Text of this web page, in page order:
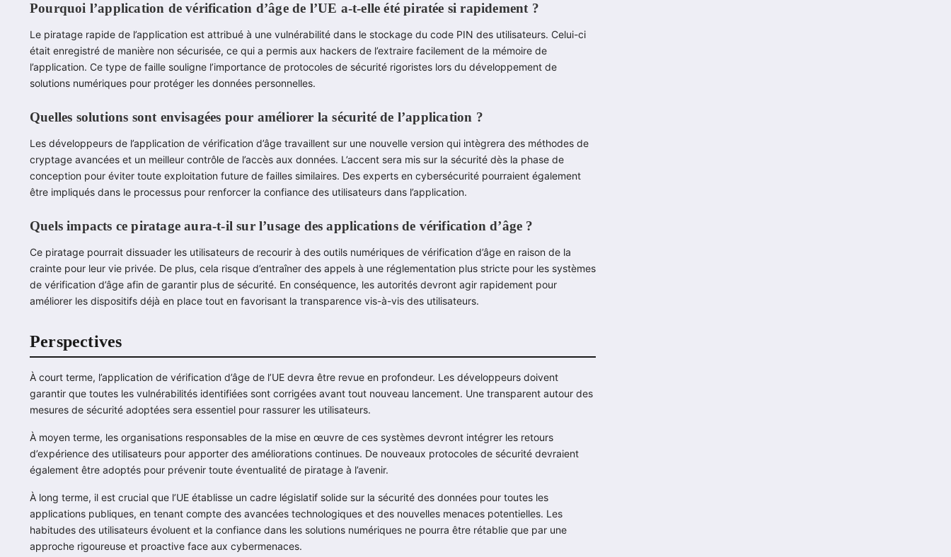
Pourquoi l’application de vérification d’âge de l’UE a-t-elle été piratée si rapidement ?
Le piratage rapide de l’application est attribué à une vulnérabilité dans le stockage du code PIN des utilisateurs. Celui-ci
était enregistré de manière non sécurisée, ce qui a permis aux hackers de l’extraire facilement de la mémoire de
l’application. Ce type de faille souligne l’importance de protocoles de sécurité rigoristes lors du développement de
solutions numériques pour protéger les données personnelles.
Quelles solutions sont envisagées pour améliorer la sécurité de l’application ?
Les développeurs de l’application de vérification d’âge travaillent sur une nouvelle version qui intègrera des méthodes de
cryptage avancées et un meilleur contrôle de l’accès aux données. L’accent sera mis sur la sécurité dès la phase de
conception pour éviter toute exploitation future de failles similaires. Des experts en cybersécurité pourraient également
être impliqués dans le processus pour renforcer la confiance des utilisateurs dans l’application.
Quels impacts ce piratage aura-t-il sur l’usage des applications de vérification d’âge ?
Ce piratage pourrait dissuader les utilisateurs de recourir à des outils numériques de vérification d’âge en raison de la
crainte pour leur vie privée. De plus, cela risque d’entraîner des appels à une réglementation plus stricte pour les systèmes
de vérification d’âge afin de garantir plus de sécurité. En conséquence, les autorités devront agir rapidement pour
améliorer les dispositifs déjà en place tout en favorisant la transparence vis-à-vis des utilisateurs.
Perspectives
À court terme, l’application de vérification d’âge de l’UE devra être revue en profondeur. Les développeurs doivent
garantir que toutes les vulnérabilités identifiées sont corrigées avant tout nouveau lancement. Une transparent autour des
mesures de sécurité adoptées sera essentiel pour rassurer les utilisateurs.
À moyen terme, les organisations responsables de la mise en œuvre de ces systèmes devront intégrer les retours
d’expérience des utilisateurs pour apporter des améliorations continues. De nouveaux protocoles de sécurité devraient
également être adoptés pour prévenir toute éventualité de piratage à l’avenir.
À long terme, il est crucial que l’UE établisse un cadre législatif solide sur la sécurité des données pour toutes les
applications publiques, en tenant compte des avancées technologiques et des nouvelles menaces potentielles. Les
habitudes des utilisateurs évoluent et la confiance dans les solutions numériques ne pourra être rétablie que par une
approche rigoureuse et proactive face aux cybermenaces.